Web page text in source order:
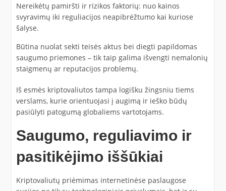
Nereikėtų pamiršti ir rizikos faktorių: nuo kainos
svyravimų iki reguliacijos neapibrėžtumo kai kuriose
šalyse.
Būtina nuolat sekti teisės aktus bei diegti papildomas
saugumo priemones – tik taip galima išvengti nemalonių
staigmenų ar reputacijos problemų.
Iš esmės kriptovaliutos tampa logišku žingsniu tiems
verslams, kurie orientuojasi į augimą ir ieško būdų
pasiūlyti patogumą globaliems vartotojams.
Saugumo, reguliavimo ir
pasitikėjimo iššūkiai
Kriptovaliutų priėmimas internetinėse paslaugose